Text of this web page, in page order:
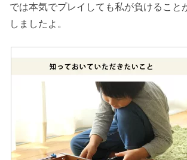
では本気でプレイしても私が負けること
しましたよ。